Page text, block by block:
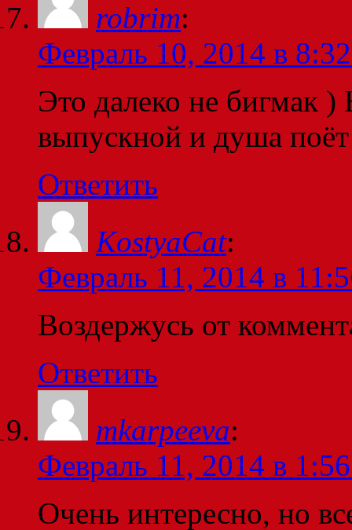
robrim:
Февраль 10, 2014 в
Это далеко не бигмак
выпускной и душа
Ответить
KostyaCat:
Февраль 11, 2014 в
Воздержусь от
Ответить
mkarpeeva:
Февраль 11, 2014 в
Очень интересно, но